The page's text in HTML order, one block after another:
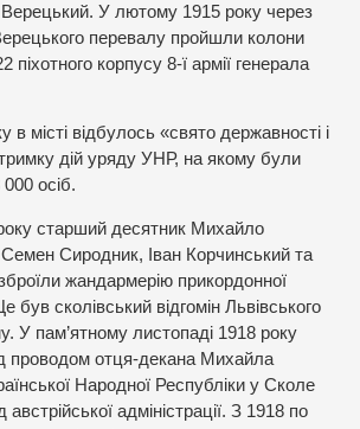
У лютому 1915 року через
перевалу пройшли колони
піхотного корпусу 8-ї армії генерала
в місті відбулось «свято державності і
дій уряду УНР, на якому були
осіб.
старший десятник Михайло
Семен Сиродник, Іван Корчинський та
жандармерію прикордонної
був сколівський відгомін Львівського
У пам’ятному листопаді 1918 року
проводом отця-декана Михайла
Народної Республіки у Сколе
адміністрації. З 1918 по